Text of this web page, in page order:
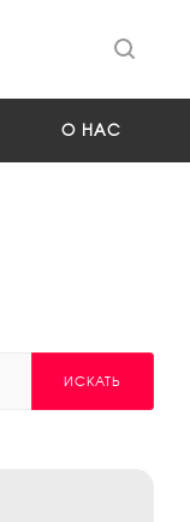
О НАС
ИСКАТЬ